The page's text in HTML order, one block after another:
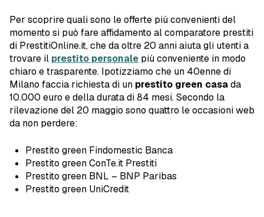
Per scoprire quali sono le offerte più convenienti del
momento si può fare affidamento al comparatore prestiti
di PrestitiOnline.it, che da oltre 20 anni aiuta gli utenti a
trovare il prestito personale più conveniente in modo
chiaro e trasparente. Ipotizziamo che un 40enne di
Milano faccia richiesta di un prestito green casada
10.000 euro e della durata di 84 mesi. Secondo la
rilevazione del 20 maggio sono quattro le occasioni web
da non perdere:
Prestito green Findomestic Banca
Prestito green ConTe.it Prestiti
Prestito green BNL – BNP Paribas
Prestito green UniCredit